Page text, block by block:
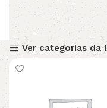
Ver categorias da